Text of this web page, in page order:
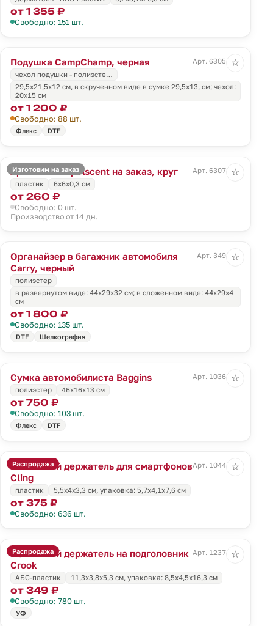
от 1 355 ₽
Свободно: 151 шт.
Подушка CampChamp, черная
Арт. 63054.30
чехол подушки - полиэсте…
29,5х21,5х12 см, в скрученном виде в сумке 29,5х13, см; чехол:
20х15 см
от 1 200 ₽
Свободно: 88 шт.
Флекс DTF
☆
Изготовим на заказ
Ароматизатор Ascent на заказ, круг
Арт. 63078.01
пластик
6x6x0,3 см
от 260 ₽
Свободно: 0 шт.
Производство от 14 дн.
☆
Органайзер в багажник автомобиля
Carry, черный
Арт. 3498.30
полиэстер
в развернутом виде: 44х29х32 см; в сложенном виде: 44х29х4
см
от 1 800 ₽
Свободно: 135 шт.
DTF Шелкография
☆
Сумка автомобилиста Baggins
Арт. 10363.30
полиэстер
46x16x13 см
от 750 ₽
Свободно: 103 шт.
Флекс DTF
☆
Распродажа
Магнитный держатель для смартфонов
Cling
Арт. 10447.10
пластик 5,5х4х3,3 см, упаковка: 5,7х4,1х7,6 см
от 375 ₽
Свободно: 636 шт.
☆
Распродажа
Магнитный держатель на подголовник
Crook
Арт. 12374.10
АБС-пластик 11,3х3,8х5,3 см, упаковка: 8,5х4,5х16,3 см
от 349 ₽
Свободно: 780 шт.
УФ
☆